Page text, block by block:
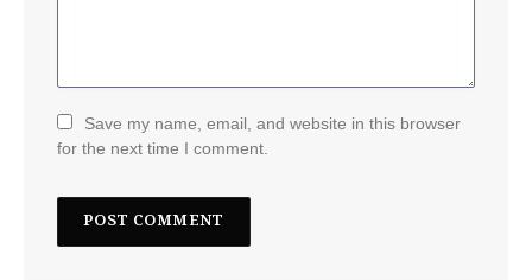
Save my name, email, and website in this browser
for the next time I comment.